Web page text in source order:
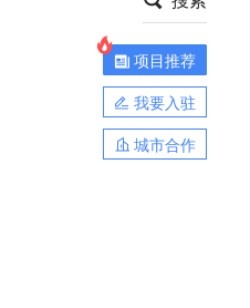
项目推荐
我要入驻
城市合作